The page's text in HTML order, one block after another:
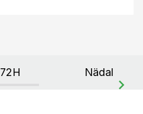
72H Nädal